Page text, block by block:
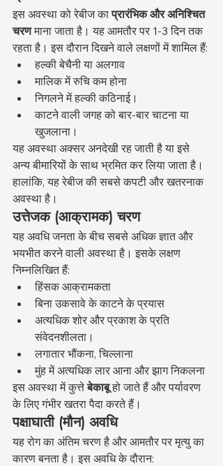
इस अवस्था को रेबीज का प्रारंभिक और अनिश्चित
चरण माना जाता है। यह आमतौर पर 1-3 दिन तक
रहता है। इस दौरान दिखने वाले लक्षणों में शामिल हैं:
हल्की बेचैनी या अलगाव
मालिक में रुचि कम होना
निगलने में हल्की कठिनाई।
काटने वाली जगह को बार-बार चाटना या
खुजलाना।
यह अवस्था अक्सर अनदेखी रह जाती है या इसे
अन्य बीमारियों के साथ भ्रमित कर लिया जाता है।
हालांकि, यह रेबीज की सबसे कपटी और खतरनाक
अवस्था है।
उत्तेजक (आक्रामक) चरण
यह अवधि जनता के बीच सबसे अधिक ज्ञात और
भयभीत करने वाली अवस्था है। इसके लक्षण
निम्नलिखित हैं:
हिंसक आक्रामकता
बिना उकसावे के काटने के प्रयास
अत्यधिक शोर और प्रकाश के प्रति
संवेदनशीलता।
लगातार भौंकना, चिल्लाना
मुंह में अत्यधिक लार आना और झाग निकलना
इस अवस्था में कुत्ते बेकाबू हो जाते हैं और पर्यावरण
के लिए गंभीर खतरा पैदा करते हैं।
पक्षाघाती (मौन) अवधि
यह रोग का अंतिम चरण है और आमतौर पर मृत्यु का
कारण बनता है। इस अवधि के दौरान: